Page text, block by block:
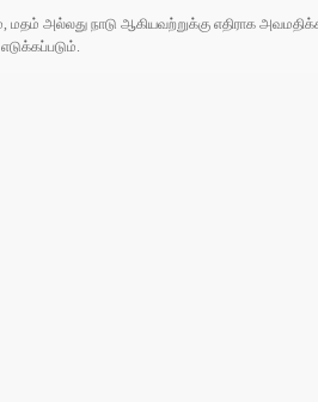
மதம் அல்லது நாடு ஆகியவற்றுக்கு எதிராக